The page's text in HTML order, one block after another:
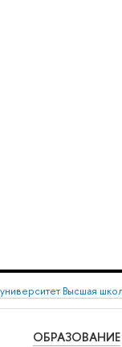
Высшая
ОБРАЗОВАНИЕ